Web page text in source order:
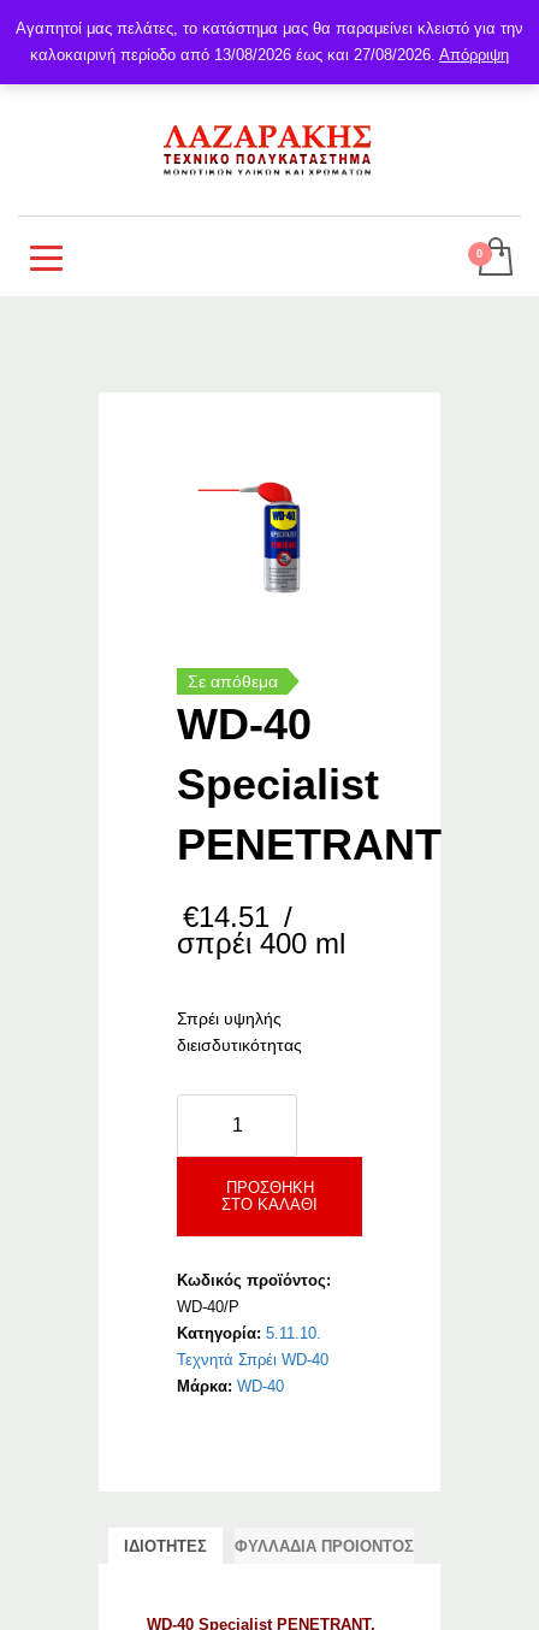
Σε απόθεμα
WD-40
Specialist
PENETRANT
€14.51 /
σπρέι 400 ml
Σπρέι υψηλής
διεισδυτικότητας
Specialist
PENETRANT
ποσότητα
ΠΡΟΣΘΉΚΗ
ΣΤΟ ΚΑΛΆΘΙ
Κωδικός προϊόντος:
WD-40/P
Κατηγορία:5.11.10.
Τεχνητά Σπρέι WD-40
Μάρκα:WD-40
ΙΔΙΟΤΗΤΕΣ ΦΥΛΛΑΔΙΑ ΠΡΟΙΟΝΤΟΣ
WD-40 Specialist PENETRANT,
Αγαπητοί μας πελάτες, το κατάστημα μας θα παραμείνει κλειστό για την
καλοκαιρινή περίοδο από 13/08/2026 έως και 27/08/2026. Απόρριψη